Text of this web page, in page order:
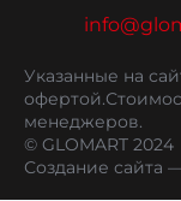
Указанные на
офертой.
менеджеров.
© GLOMART 2024
Создание сайта